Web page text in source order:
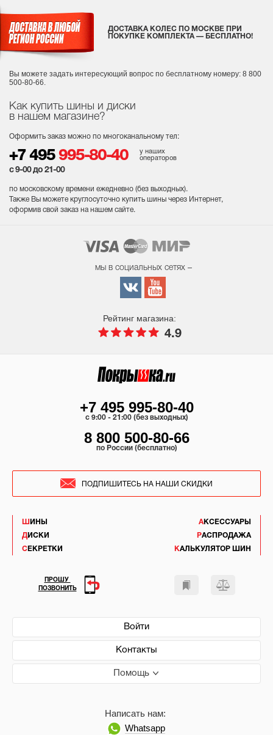
Как купить шины и диски
в нашем магазине?
Оформить заказ можно по многоканальному тел:
+7 495 995-80-40
у наших
операторов
с 9-00 до 21-00
по московскому времени ежедневно (без выходных).
Также Вы можете круглосуточно купить шины через Интернет,
оформив свой заказ на нашем сайте.
ДОСТАВКА КОЛЕС ПО МОСКВЕ ПРИ
ПОКУПКЕ КОМПЛЕКТА — БЕСПЛАТНО!
Вы можете задать интересующий вопрос по бесплатному номеру: 8 800
500-80-66.
мы в социальных сетях –
Рейтинг магазина:
4.9
ШИНЫ
ДИСКИ
СЕКРЕТКИ
АКСЕССУАРЫ
РАСПРОДАЖА
КАЛЬКУЛЯТОР ШИН
Войти
Контакты
Помощь
Написать нам:
Whatsapp
+7 495 995-80-40
c 9:00 - 21:00 (без выходных)
8 800 500-80-66
по России (бесплатно)
ПОДПИШИТЕСЬ НА НАШИ СКИДКИ
ПРОШУ
ПОЗВОНИТЬ